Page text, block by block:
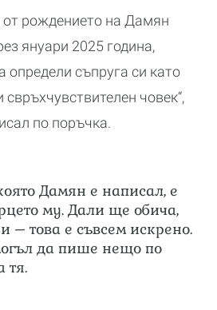
от рождението на Дамян
януари 2025 година,
съпруга си като
свръхчувствителен човек“,
по поръчка.
Дамян е написал, е
му. Дали ще обича,
– това е съвсем искрено.
да пише нещо по
тя.